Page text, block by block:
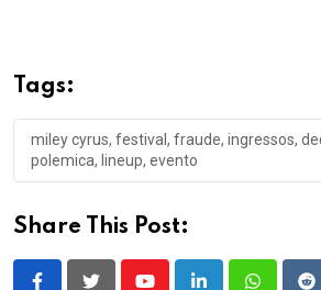
Tags:
miley cyrus, festival, fraude, ingressos,
polemica, lineup, evento
Share This Post: